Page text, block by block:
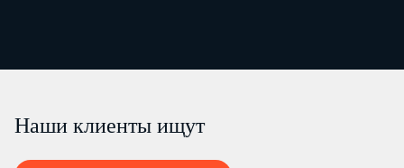
Наши клиенты ищут